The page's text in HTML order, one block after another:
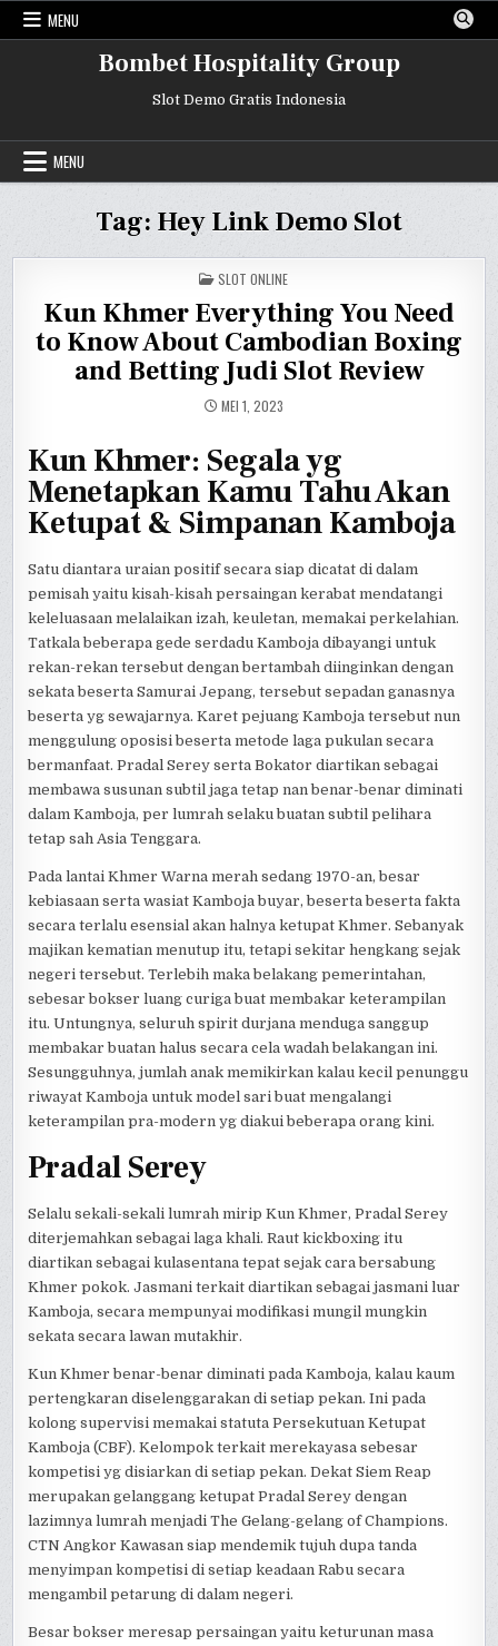
Skip
MENU
Bombet Hospitality Group
Slot Demo Gratis Indonesia
MENU
Tag: Hey Link Demo Slot
POSTED
IN
SLOT ONLINE
Kun Khmer Everything You Need
to Know About Cambodian Boxing
and Betting Judi Slot Review
MEI 1, 2023
Kun Khmer: Segala yg
Menetapkan Kamu Tahu Akan
Ketupat & Simpanan Kamboja
Satu diantara uraian positif secara siap dicatat di dalam
pemisah yaitu kisah-kisah persaingan kerabat mendatangi
keleluasaan melalaikan izah, keuletan, memakai perkelahian.
Tatkala beberapa gede serdadu Kamboja dibayangi untuk
rekan-rekan tersebut dengan bertambah diinginkan dengan
sekata beserta Samurai Jepang, tersebut sepadan ganasnya
beserta yg sewajarnya. Karet pejuang Kamboja tersebut nun
menggulung oposisi beserta metode laga pukulan secara
bermanfaat. Pradal Serey serta Bokator diartikan sebagai
membawa susunan subtil jaga tetap nan benar-benar diminati
dalam Kamboja, per lumrah selaku buatan subtil pelihara
tetap sah Asia Tenggara.
Pada lantai Khmer Warna merah sedang 1970-an, besar
kebiasaan serta wasiat Kamboja buyar, beserta beserta fakta
secara terlalu esensial akan halnya ketupat Khmer. Sebanyak
majikan kematian menutup itu, tetapi sekitar hengkang sejak
negeri tersebut. Terlebih maka belakang pemerintahan,
sebesar bokser luang curiga buat membakar keterampilan
itu. Untungnya, seluruh spirit durjana menduga sanggup
membakar buatan halus secara cela wadah belakangan ini.
Sesungguhnya, jumlah anak memikirkan kalau kecil penunggu
riwayat Kamboja untuk model sari buat mengalangi
keterampilan pra-modern yg diakui beberapa orang kini.
Pradal Serey
Selalu sekali-sekali lumrah mirip Kun Khmer, Pradal Serey
diterjemahkan sebagai laga khali. Raut kickboxing itu
diartikan sebagai kulasentana tepat sejak cara bersabung
Khmer pokok. Jasmani terkait diartikan sebagai jasmani luar
Kamboja, secara mempunyai modifikasi mungil mungkin
sekata secara lawan mutakhir.
Kun Khmer benar-benar diminati pada Kamboja, kalau kaum
pertengkaran diselenggarakan di setiap pekan. Ini pada
kolong supervisi memakai statuta Persekutuan Ketupat
Kamboja (CBF). Kelompok terkait merekayasa sebesar
kompetisi yg disiarkan di setiap pekan. Dekat Siem Reap
merupakan gelanggang ketupat Pradal Serey dengan
lazimnya lumrah menjadi The Gelang-gelang of Champions.
CTN Angkor Kawasan siap mendemik tujuh dupa tanda
menyimpan kompetisi di setiap keadaan Rabu secara
mengambil petarung di dalam negeri.
Besar bokser meresap persaingan yaitu keturunan masa